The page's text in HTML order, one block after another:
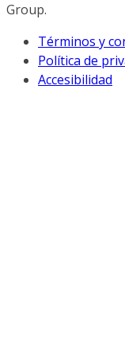
Group.
Términos y
Política de
Accesibilidad